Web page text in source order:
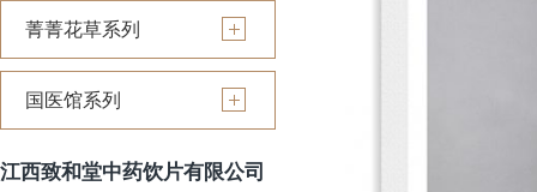
菁菁花草系列
国医馆系列
江西致和堂中药饮片有限公司